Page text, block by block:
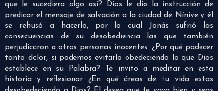
que le sucediera algo así? Dios le dio la instrucción de
predicar el mensaje de salvación a la ciudad de Nínive y él
se rehusó a hacerlo, por lo cual Jonás sufrió las
consecuencias de su desobediencia las que también
perjudicaron a otras personas inocentes. ¿Por qué padecer
tanto dolor, si podemos evitarlo obedeciendo lo que Dios
establece en su Palabra? Te invito a meditar en esta
historia y reflexionar ¿En qué áreas de tu vida estas